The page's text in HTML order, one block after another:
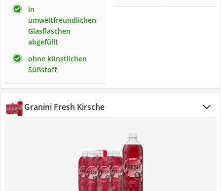
in
umweltfreundlichen
Glasflaschen
abgefüllt
ohne künstlichen
Süßstoff
Granini Fresh Kirsche